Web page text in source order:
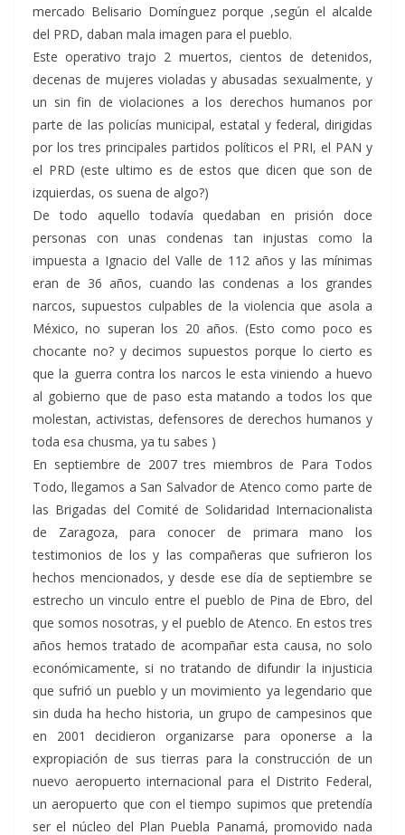
mercado Belisario Domínguez porque ,según el alcalde
del PRD, daban mala imagen para el pueblo.
Este operativo trajo 2 muertos, cientos de detenidos,
decenas de mujeres violadas y abusadas sexualmente, y
un sin fin de violaciones a los derechos humanos por
parte de las policías municipal, estatal y federal, dirigidas
por los tres principales partidos políticos el PRI, el PAN y
el PRD (este ultimo es de estos que dicen que son de
izquierdas, os suena de algo?)
De todo aquello todavía quedaban en prisión doce
personas con unas condenas tan injustas como la
impuesta a Ignacio del Valle de 112 años y las mínimas
eran de 36 años, cuando las condenas a los grandes
narcos, supuestos culpables de la violencia que asola a
México, no superan los 20 años. (Esto como poco es
chocante no? y decimos supuestos porque lo cierto es
que la guerra contra los narcos le esta viniendo a huevo
al gobierno que de paso esta matando a todos los que
molestan, activistas, defensores de derechos humanos y
toda esa chusma, ya tu sabes )
En septiembre de 2007 tres miembros de Para Todos
Todo, llegamos a San Salvador de Atenco como parte de
las Brigadas del Comité de Solidaridad Internacionalista
de Zaragoza, para conocer de primara mano los
testimonios de los y las compañeras que sufrieron los
hechos mencionados, y desde ese día de septiembre se
estrecho un vinculo entre el pueblo de Pina de Ebro, del
que somos nosotras, y el pueblo de Atenco. En estos tres
años hemos tratado de acompañar esta causa, no solo
económicamente, si no tratando de difundir la injusticia
que sufrió un pueblo y un movimiento ya legendario que
sin duda ha hecho historia, un grupo de campesinos que
en 2001 decidieron organizarse para oponerse a la
expropiación de sus tierras para la construcción de un
nuevo aeropuerto internacional para el Distrito Federal,
un aeropuerto que con el tiempo supimos que pretendía
ser el núcleo del Plan Puebla Panamá, promovido nada